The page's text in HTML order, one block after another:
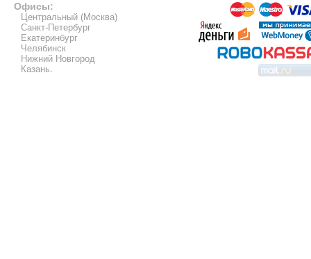
Офисы:
Центральный (Москва)
Санкт-Петербург
Екатеринбург
Челябинск
Нижний Новгород
Казань.